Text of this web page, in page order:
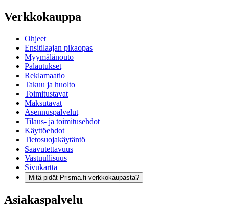
Verkkokauppa
Ohjeet
Ensitilaajan pikaopas
Myymälänouto
Palautukset
Reklamaatio
Takuu ja huolto
Toimitustavat
Maksutavat
Asennuspalvelut
Tilaus- ja toimitusehdot
Käyttöehdot
Tietosuojakäytäntö
Saavutettavuus
Vastuullisuus
Sivukartta
Mitä pidät Prisma.fi-verkkokaupasta?
Asiakaspalvelu